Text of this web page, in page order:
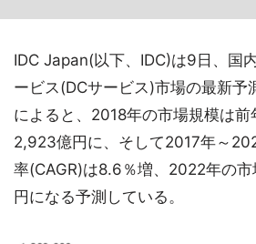
IDC Japan(以下、IDC)は9日、国
ービス(DCサービス)市場の最新予
によると、2018年の市場規模は
2,923億円に、そして2017年～
率(CAGR)は8.6％増、2022年の
円になる予測している。